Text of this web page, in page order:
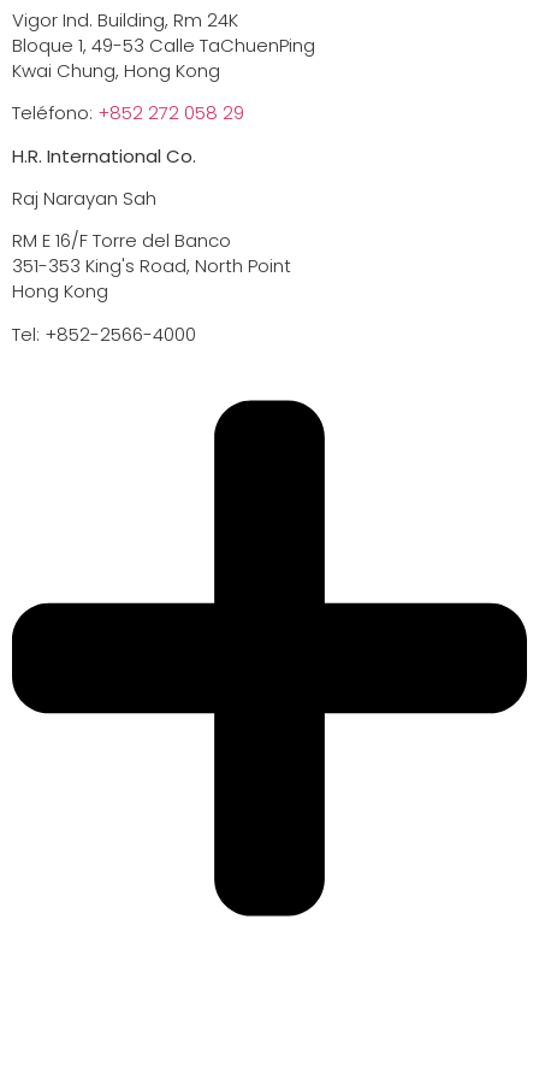
Vigor Ind. Building, Rm 24K
Bloque 1, 49-53 Calle TaChuenPing
Kwai Chung, Hong Kong
Teléfono: +852 272 058 29
H.R. International Co.
Raj Narayan Sah
RM E 16/F Torre del Banco
351-353 King's Road, North Point
Hong Kong
Tel: +852-2566-4000